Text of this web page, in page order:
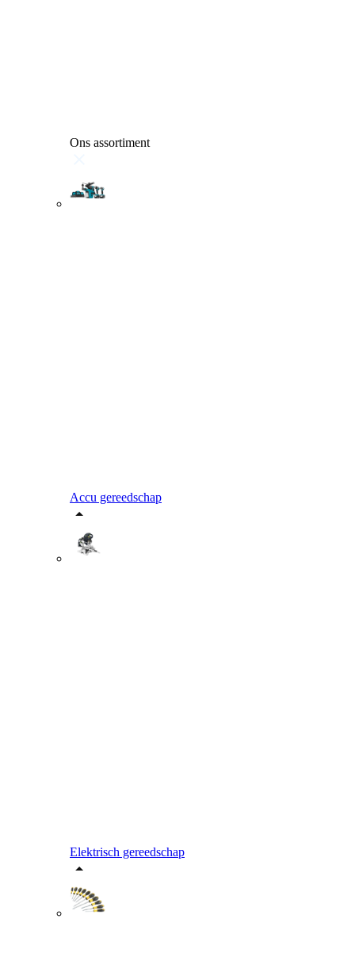
Ons assortiment
Accu gereedschap
Elektrisch gereedschap